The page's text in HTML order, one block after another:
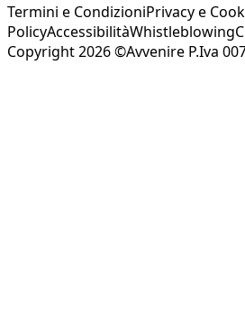
Termini e CondizioniPrivacy e
PolicyAccessibilitàWhistleblowing
Copyright 2026 ©Avvenire P.Iva